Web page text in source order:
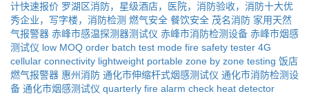
计快速报价 罗湖区消防，星级酒店，医院，消防验收，消防十大优
秀企业，写字楼，消防检测 燃气安全 餐饮安全 茂名消防 家用天然
气报警器 赤峰市感温探测器测试仪 赤峰市消防检测设备 赤峰市烟感
测试仪 low MOQ order batch test mode fire safety tester 4G
cellular connectivity lightweight portable zone by zone testing 饭店
燃气报警器 惠州消防 通化市伸缩杆式烟感测试仪 通化市消防检测设
备 通化市烟感测试仪 quarterly fire alarm check heat detector